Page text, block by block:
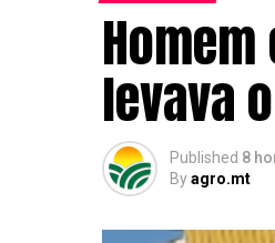
levava
Published 8
Byagro.mt